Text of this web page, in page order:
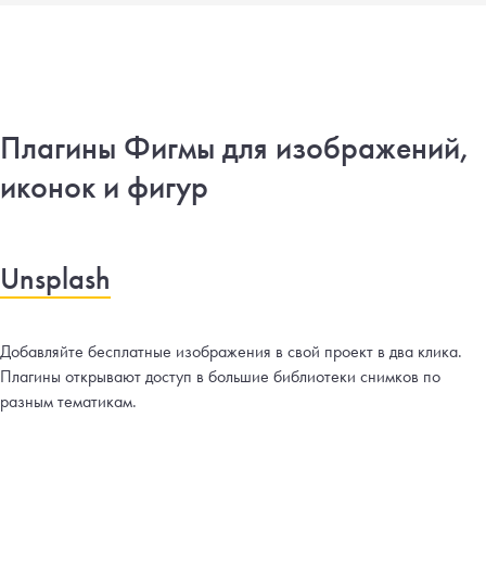
Плагины Фигмы для изображений,
иконок и фигур
Unsplash
Добавляйте бесплатные изображения в свой проект в два клика.
Плагины открывают доступ в большие библиотеки снимков по
разным тематикам.